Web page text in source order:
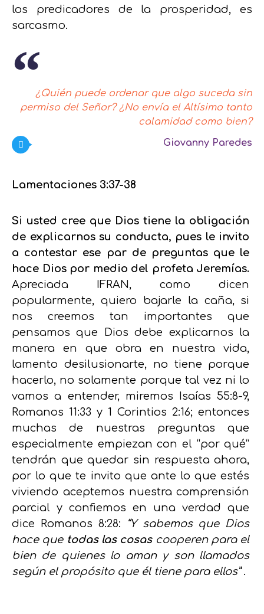
los predicadores de la prosperidad, es
sarcasmo.
¿Quién puede ordenar que algo suceda sin
permiso del Señor? ¿No envía el Altísimo tanto
calamidad como bien?
Giovanny Paredes
Lamentaciones 3:37-38
Si usted cree que Dios tiene la obligación
de explicarnos su conducta, pues le invito
a contestar ese par de preguntas que le
hace Dios por medio del profeta Jeremías.
Apreciada IFRAN, como dicen
popularmente, quiero bajarle la caña, si
nos creemos tan importantes que
pensamos que Dios debe explicarnos la
manera en que obra en nuestra vida,
lamento desilusionarte, no tiene porque
hacerlo, no solamente porque tal vez ni lo
vamos a entender, miremos Isaías 55:8-9,
Romanos 11:33 y 1 Corintios 2:16; entonces
muchas de nuestras preguntas que
especialmente empiezan con el “por qué”
tendrán que quedar sin respuesta ahora,
por lo que te invito que ante lo que estés
viviendo aceptemos nuestra comprensión
parcial y confiemos en una verdad que
dice Romanos 8:28:
“Y sabemos que Dios
hace que todas las cosascooperen para el
bien de quienes lo aman y son llamados
según el propósito que él tiene para ellos”.